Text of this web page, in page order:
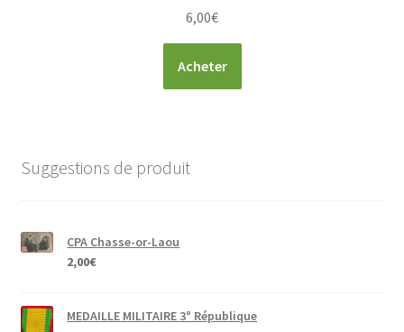
6,00€
Acheter
Suggestions de produit
CPA Chasse-or-Laou
2,00€
MEDAILLE MILITAIRE 3° République